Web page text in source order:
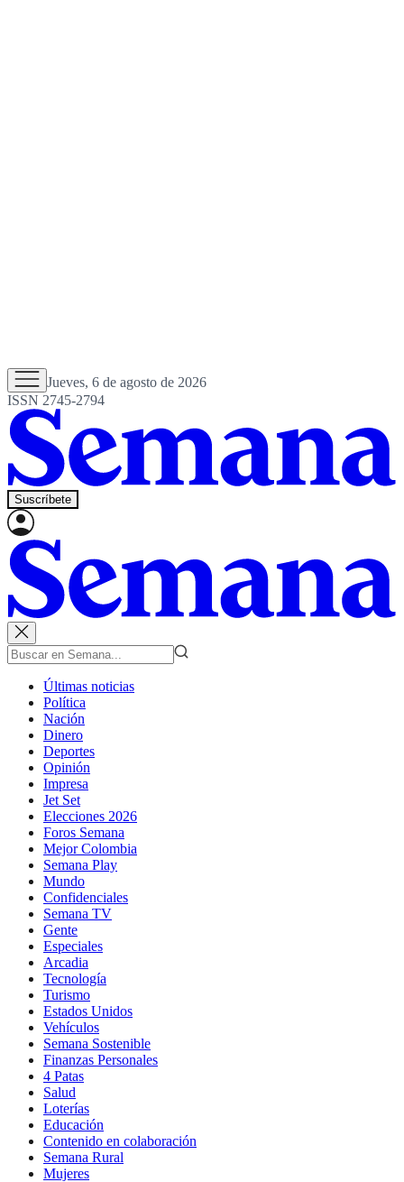
Jueves, 6 de agosto de 2026
ISSN 2745-2794
Suscríbete
Últimas noticias
Política
Nación
Dinero
Deportes
Opinión
Impresa
Jet Set
Elecciones 2026
Foros Semana
Mejor Colombia
Semana Play
Mundo
Confidenciales
Semana TV
Gente
Especiales
Arcadia
Tecnología
Turismo
Estados Unidos
Vehículos
Semana Sostenible
Finanzas Personales
4 Patas
Salud
Loterías
Educación
Contenido en colaboración
Semana Rural
Mujeres